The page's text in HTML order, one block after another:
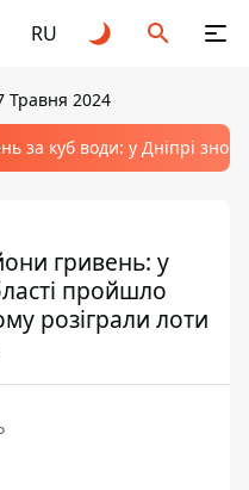
RU
Травня 2024
за куб води: у Дніпрі
гривень: у
пройшло
розіграли лоти